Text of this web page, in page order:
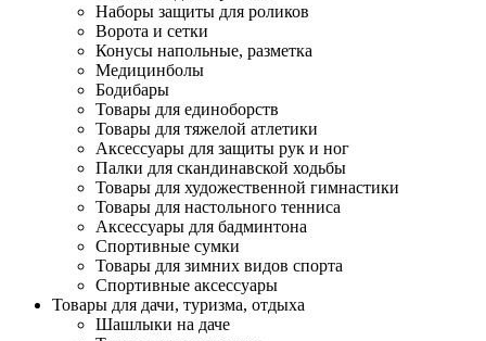
Наборы защиты для роликов
Ворота и сетки
Конусы напольные, разметка
Медицинболы
Бодибары
Товары для единоборств
Товары для тяжелой атлетики
Аксессуары для защиты рук и ног
Палки для скандинавской ходьбы
Товары для художественной гимнастики
Товары для настольного тенниса
Аксессуары для бадминтона
Спортивные сумки
Товары для зимних видов спорта
Спортивные аксессуары
Товары для дачи, туризма, отдыха
Шашлыки на даче